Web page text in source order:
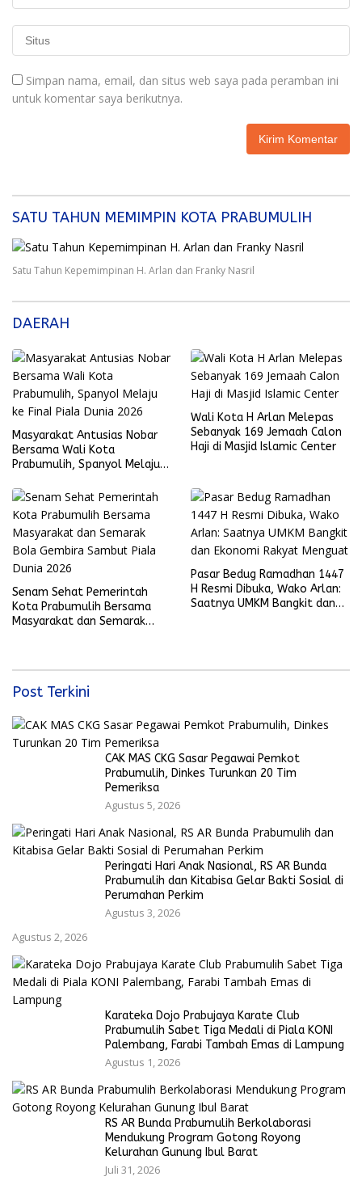
Simpan nama, email, dan situs web saya pada peramban ini
untuk komentar saya berikutnya.
SATU TAHUN MEMIMPIN KOTA PRABUMULIH
Satu Tahun Kepemimpinan H. Arlan dan Franky Nasril
DAERAH
Masyarakat Antusias Nobar
Bersama Wali Kota
Prabumulih, Spanyol Melaju
Wali Kota H Arlan Melepas
Sebanyak 169 Jemaah Calon
Haji di Masjid Islamic Center
Senam Sehat Pemerintah
Kota Prabumulih Bersama
Masyarakat dan Semarak
Pasar Bedug Ramadhan 1447
H Resmi Dibuka, Wako Arlan:
Saatnya UMKM Bangkit dan
Post Terkini
CAK MAS CKG Sasar Pegawai Pemkot
Prabumulih, Dinkes Turunkan 20 Tim
Pemeriksa
Agustus 5, 2026
Peringati Hari Anak Nasional, RS AR Bunda
Prabumulih dan Kitabisa Gelar Bakti Sosial di
Perumahan Perkim
Agustus 3, 2026
Agustus 2, 2026
Karateka Dojo Prabujaya Karate Club
Prabumulih Sabet Tiga Medali di Piala KONI
Palembang, Farabi Tambah Emas di Lampung
Agustus 1, 2026
RS AR Bunda Prabumulih Berkolaborasi
Mendukung Program Gotong Royong
Kelurahan Gunung Ibul Barat
Juli 31, 2026